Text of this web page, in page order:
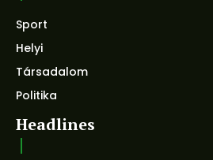
Sport
Helyi
Társadalom
Politika
Headlines